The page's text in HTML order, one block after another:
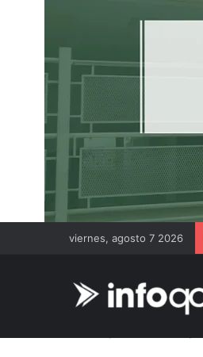
viernes, agosto 7 2026